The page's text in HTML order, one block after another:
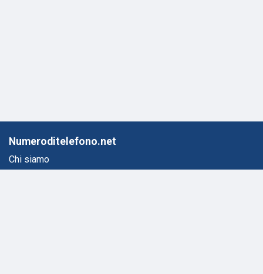
Numeroditelefono.net
Chi siamo
Mappa del sito